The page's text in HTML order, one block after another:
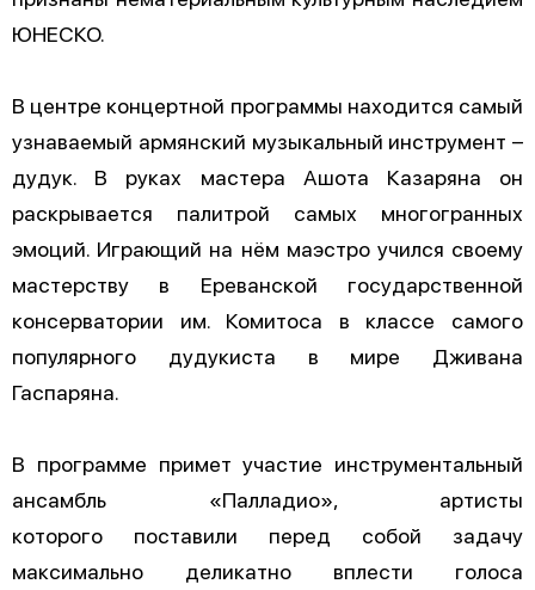
ЮНЕСКО.
В центре концертной программы находится самый
узнаваемый армянский музыкальный инструмент –
дудук. В руках мастера Ашота Казаряна он
раскрывается палитрой самых многогранных
эмоций. Играющий на нём маэстро учился своему
мастерству в Ереванской государственной
консерватории им. Комитоса в классе самого
популярного дудукиста в мире Дживана
Гаспаряна.
В программе примет участие инструментальный
ансамбль «Палладио», артисты
которого поставили перед собой задачу
максимально деликатно вплести голоса